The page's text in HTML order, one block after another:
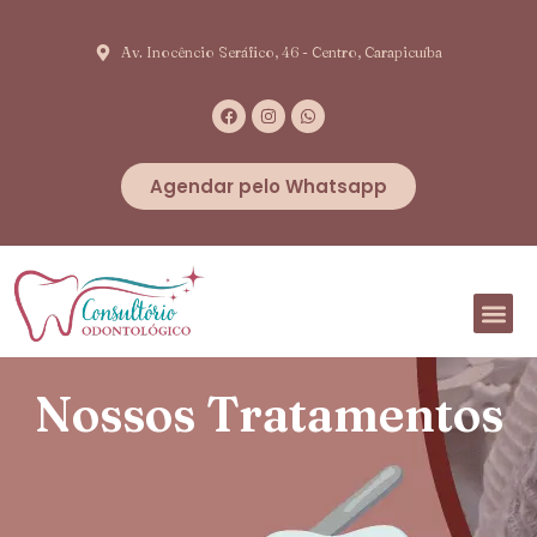
Av. Inocêncio Seráfico, 46 - Centro, Carapicuíba
Agendar pelo Whatsapp
Nossos Tratamentos